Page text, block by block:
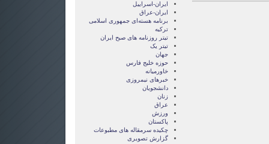
ایران-اسراییل
ایران-عراق
برنامه هسته‌ای جمهوری اسلامی
ترکیه
تیتر روزنامه های صبح ایران
تیتر یک
جهان
حوزه خلیج فارس
خاورمیانه
خبرهای نیمروزی
دانشجویان
زنان
عراق
ورزش
پاکستان
چکیده سرمقاله های مطبوعات
گزارش تصويری